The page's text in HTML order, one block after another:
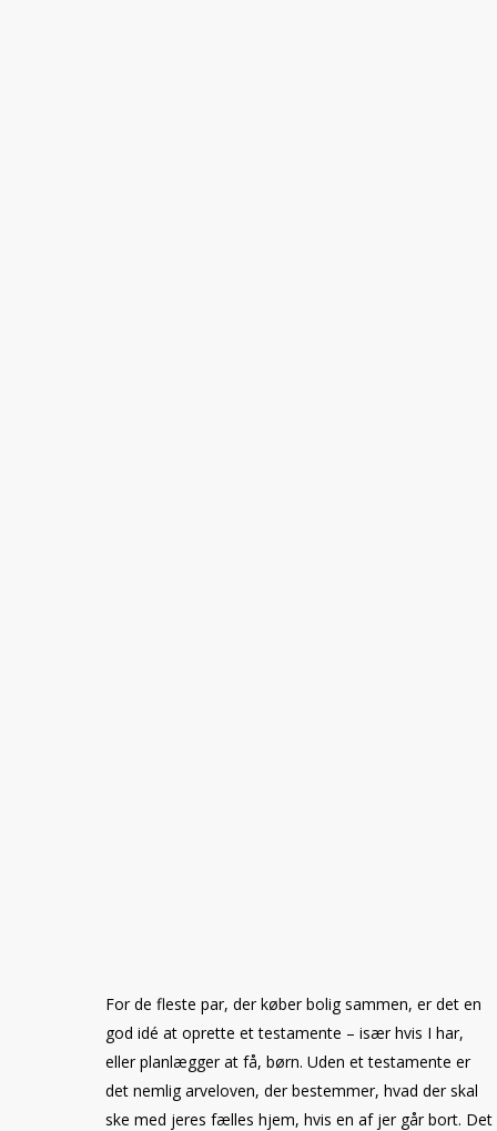
For de fleste par, der køber bolig sammen, er det en
god idé at oprette et testamente – især hvis I har,
eller planlægger at få, børn. Uden et testamente er
det nemlig arveloven, der bestemmer, hvad der skal
ske med jeres fælles hjem, hvis en af jer går bort. Det